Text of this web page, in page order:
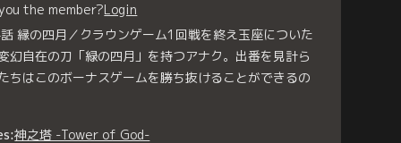
the member?Login
縁の四月／クラウンゲーム1回戦を終え玉座についた
幻自在の刀「緑の四月」を持つアナク。出番を見計ら
ちはこのボーナスゲームを勝ち抜けることができるの
神之塔 -Tower of God-